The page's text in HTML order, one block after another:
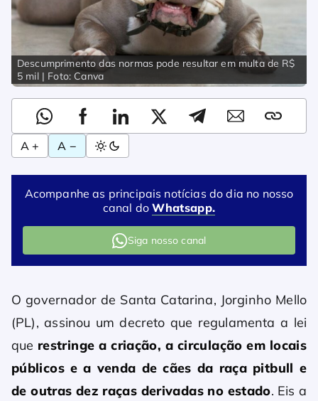
Descumprimento das normas pode resultar em multa de R$
5 mil | Foto: Canva
A + A −
Acompanhe as principais notícias do dia no nosso
canal doWhatsapp.
Siga nosso canal
O governador de Santa Catarina, Jorginho Mello
(PL), assinou um decreto que regulamenta a lei
que restringe a criação, a circulação em locais
públicos e a venda de cães da raça pitbull e
de outras dez raças derivadas no estado. Eis a